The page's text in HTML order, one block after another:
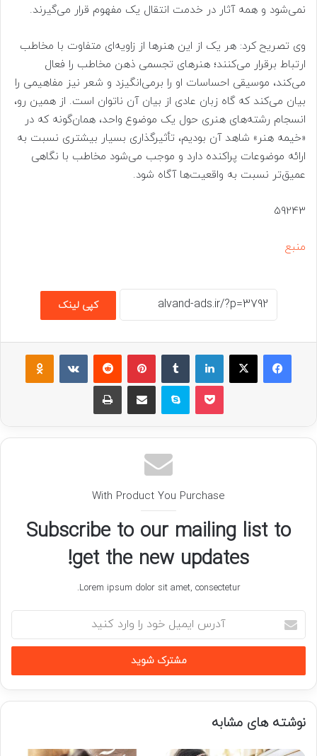
نمی‌شود و همه آثار در خدمت انتقال یک مفهوم قرار می‌گیرند.
وی تصریح کرد: هر یک از این هنرها از زاویه‌ای متفاوت با مخاطب
ارتباط برقرار می‌کنند؛ هنرهای تجسمی ذهن مخاطب را فعال
می‌کند، موسیقی احساسات او را برمی‌انگیزد و شعر نیز مفاهیمی را
بیان می‌کند که گاه زبان عادی از بیان آن ناتوان است. از همین رو،
انسجام رشته‌های هنری حول یک موضوع واحد، همان‌گونه که در
«خیمه هنر» شاهد آن بودیم، تأثیرگذاری بسیار بیشتری نسبت به
ارائه موضوعات پراکنده دارد و موجب می‌شود مخاطب با نگاهی
عمیق‌تر نسبت به واقعیت‌ها آگاه شود.
59243
منبع
کپی لینک
فیسبوکایکس لینکداینتامبلر پینتریستReddit
VKontakte
پاکت اسکایپ اشتراک گذاری با ایمیل چاپ
With Product You Purchase
Subscribe to our mailing list to
get the new updates!
Lorem ipsum dolor sit amet, consectetur.
آدرس
ایمیل
خود
وارد
کنید
نوشته های مشابه